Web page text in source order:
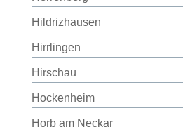
Hildrizhausen
Hirrlingen
Hirschau
Hockenheim
Horb am Neckar